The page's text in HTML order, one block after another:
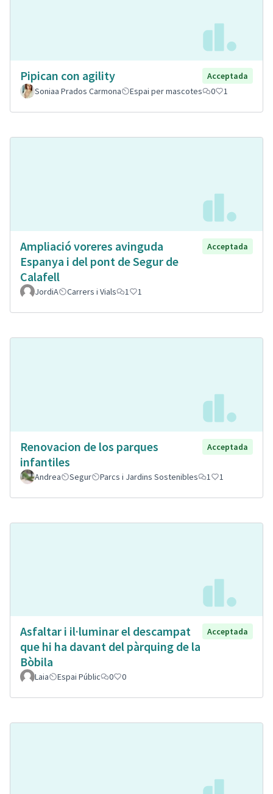
Pipican con agility
Acceptada
Soniaa Prados Carmona
Espai per mascotes 0 1
Ampliació voreres avinguda
Espanya i del pont de Segur de
Calafell
Acceptada
JordiA Carrers i Vials 1 1
Renovacion de los parques
infantiles
Acceptada
Andrea Segur Parcs i Jardins Sostenibles 1 1
Asfaltar i il·luminar el descampat
que hi ha davant del pàrquing de la
Bòbila
Acceptada
Laia Espai Públic 0 0